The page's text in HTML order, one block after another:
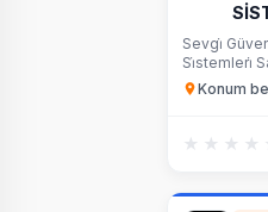
Sevgi̇
Si̇stemleri̇
Konum